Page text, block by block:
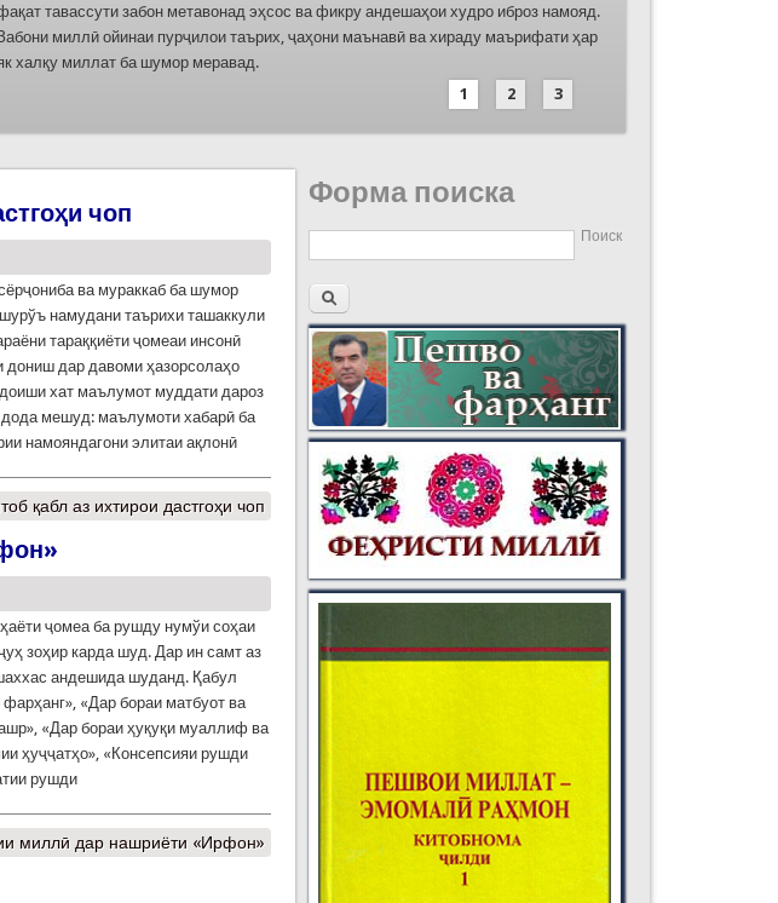
Осиёи Марказӣ, аз он ҷумла номинатсияи “Роҳи абрешим: гузаргоҳи
Фарғона-Сирдарё», ки аз ҷониби ҷумҳуриҳои Қазоқистон, Қирғизистон,
ва Ўзбекистон пешниҳод хоҳад шуд
1
2 3
чоп
ва мураккаб ба шумор
намудани таърихи ташаккули
тараққиёти ҷомеаи инсонӣ
дониш дар давоми ҳазорсолаҳо
хат маълумот муддати дароз
мешуд: маълумоти хабарӣ ба
намояндагони элитаи ақлонӣ
қабл аз ихтирои дастгоҳи чоп
ҷомеа ба рушду нумўи соҳаи
зоҳир карда шуд. Дар ин самт аз
андешида шуданд. Қабул
«Дар бораи матбуот ва
«Дар бораи ҳуқуқи муаллиф ва
ҳуҷҷатҳо», «Консепсияи рушди
рушди
миллӣ дар нашриёти «Ирфон»
Форма поиска
Поиск